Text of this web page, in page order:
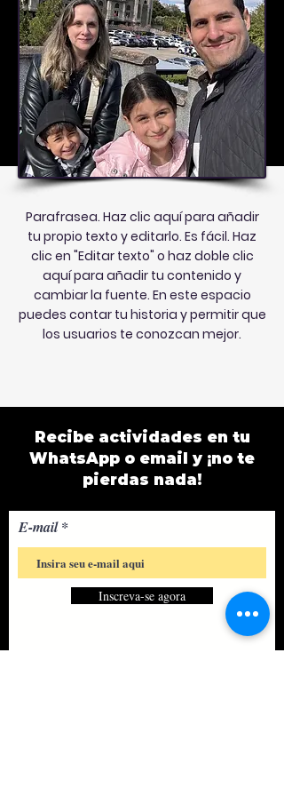
Parafrasea. Haz clic aquí para añadir
tu propio texto y editarlo. Es fácil. Haz
clic en "Editar texto" o haz doble clic
aquí para añadir tu contenido y
cambiar la fuente. En este espacio
puedes contar tu historia y permitir que
los usuarios te conozcan mejor.
Recibe actividades en tu
WhatsApp o email y ¡no te
pierdas nada!
E-mail
Inscreva-se agora